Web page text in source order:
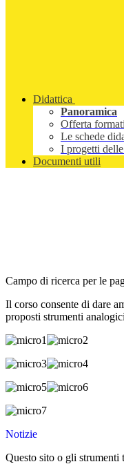
Didattica
Panoramica
Offerta
Le schede
I progetti
Documenti utili
Campo di ricerca per le
Il corso consente di dare
proposti strumenti
Notizie
Questo sito o gli strumenti